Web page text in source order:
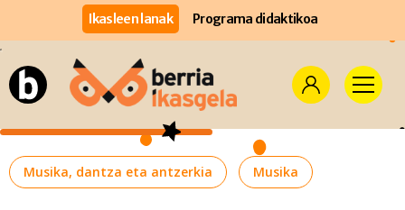
Ikasleen lanak Programa didaktikoa
Musika, dantza eta antzerkia Musika